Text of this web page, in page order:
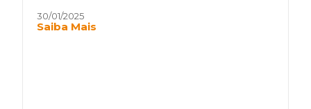
30/01/2025
Saiba Mais